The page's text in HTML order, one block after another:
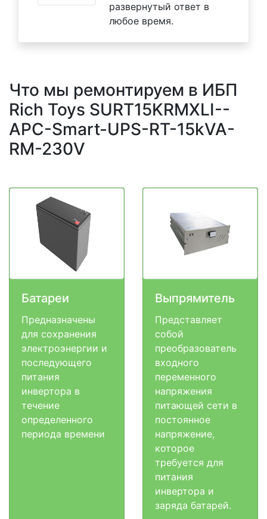
развернутый ответ в
любое время.
Что мы ремонтируем в ИБП
Rich Toys SURT15KRMXLI--
APC-Smart-UPS-RT-15kVA-
RM-230V
Батареи
Предназначены
для сохранения
электроэнергии и
последующего
питания
инвертора в
течение
определенного
периода времени
Выпрямитель
Представляет
собой
преобразователь
входного
переменного
напряжения
питающей сети в
постоянное
напряжение,
которое
требуется для
питания
инвертора и
заряда батарей.